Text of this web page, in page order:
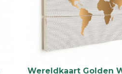
Wereldkaart Golden